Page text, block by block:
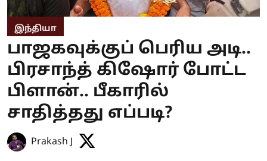
இந்தியா
பாஜகவுக்குப் பெரிய அடி..
பிரசாந்த் கிஷோர் போட்ட
பிளான்.. பீகாரில்
சாதித்தது எப்படி?
Prakash J